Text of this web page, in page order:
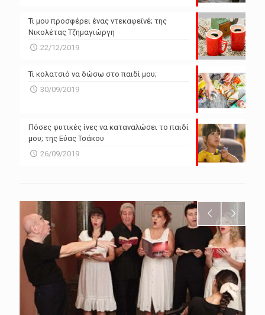
Τι μου προσφέρει ένας ντεκαφεϊνέ; της
Νικολέτας Τζημαγιώργη
22/12/2019
Τι κολατσιό να δώσω στο παιδί μου;
30/09/2019
Πόσες φυτικές ίνες να καταναλώσει το παιδί
μου; της Εύας Τσάκου
26/09/2019